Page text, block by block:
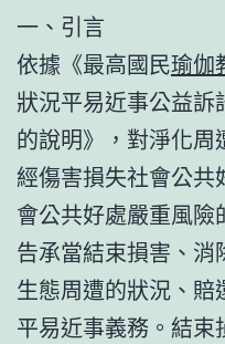
一、引言
依據《最高國民瑜伽
狀況平易近事公益訴
的說明》，對淨化周
經傷害損失社會公
會公共好處嚴重風
告承當結束損害、
生態周遭的狀況、
平易近事義務。結